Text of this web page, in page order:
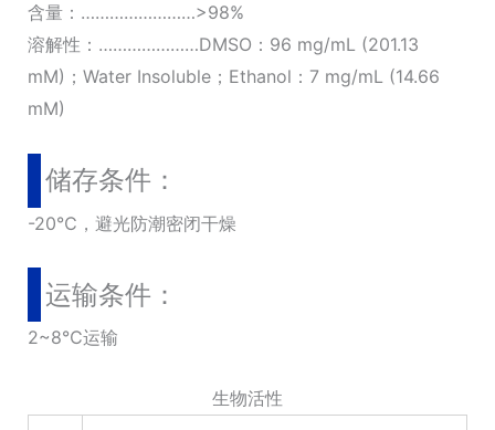
含量：……………………>98%
溶解性：…………………DMSO：96 mg/mL (201.13
mM)；Water Insoluble；Ethanol：7 mg/mL (14.66
mM)
储存条件：
-20℃，避光防潮密闭干燥
运输条件：
2~8℃运输
生物活性